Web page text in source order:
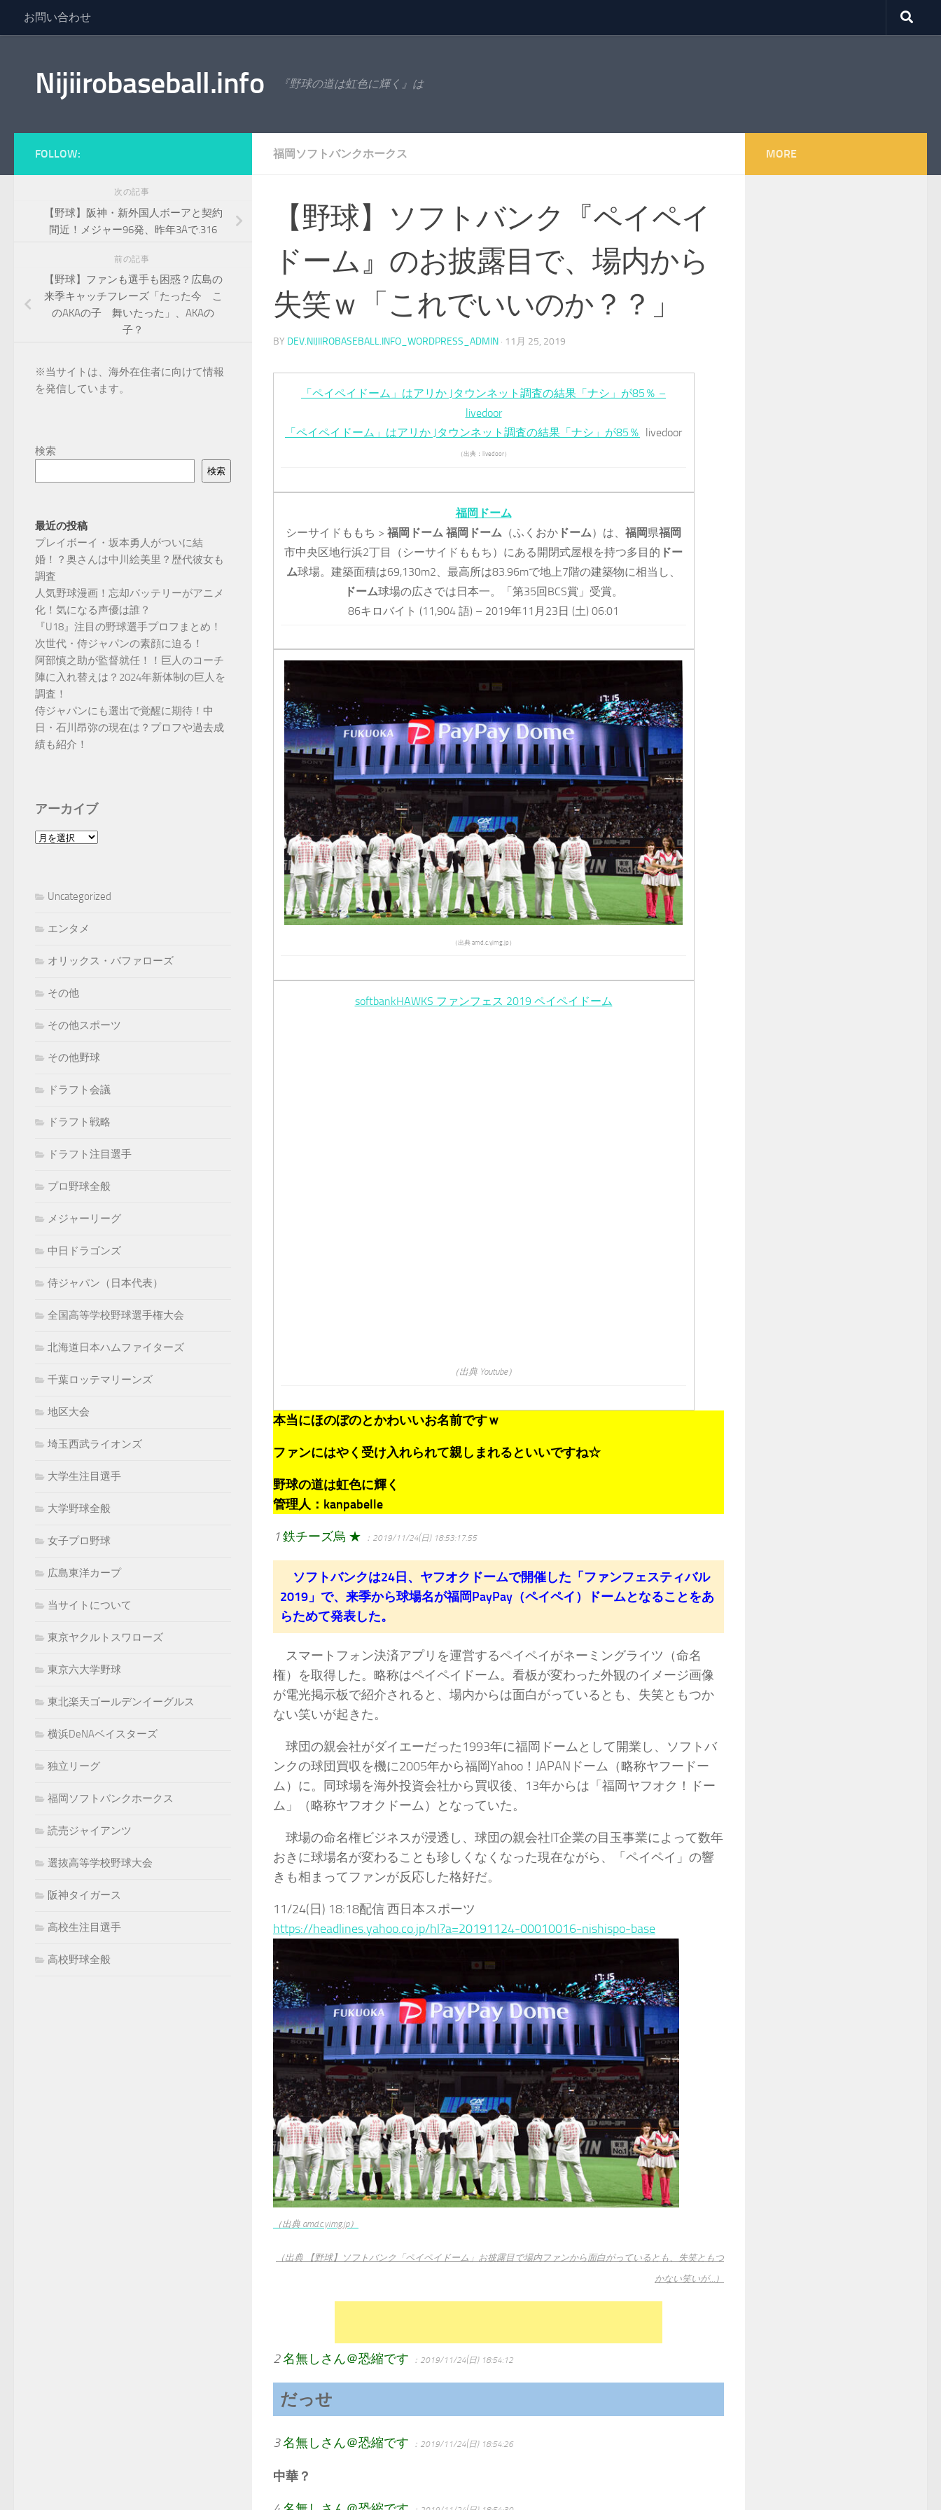
コンテンツへスキップ
お問い合わせ
Nijiirobaseball.info 『野球の道は虹色に輝く』は
福岡ソフトバンクホークス
【野球】ソフトバンク『ペイペイ
ドーム』のお披露目で、場内から
失笑ｗ「これでいいのか？？」
BY DEV.NIJIIROBASEBALL.INFO_WORDPRESS_ADMIN · 11月 25, 2019
「ペイペイドーム」はアリか Jタウンネット調査の結果「ナシ」が85％ –
livedoor
「ペイペイドーム」はアリか Jタウンネット調査の結果「ナシ」が85％ livedoor
（出典：livedoor）
福岡ドーム
シーサイドももち > 福岡ドーム 福岡ドーム （ふくおか ドーム）は、 福岡県福岡
市中央区地行浜2丁目（シーサイドももち）にある開閉式屋根を持つ多目的 ドー
ム球場。建築面積は69,130m2、最高所は83.96mで地上7階の建築物に相当し、
ドーム球場の広さでは日本一。「第35回BCS賞」受賞。
86キロバイト (11,904 語) – 2019年11月23日 (土) 06:01
（出典 amd.c.yimg.jp）
softbankHAWKS ファンフェス 2019 ペイペイドーム
（出典 Youtube）
本当にほのぼのとかわいいお名前ですｗ
ファンにはやく受け入れられて親しまれるといいですね☆
野球の道は虹色に輝く
管理人：kanpabelle
1鉄チーズ烏 ★ ：2019/11/24(日) 18:53:17.55
ソフトバンクは24日、ヤフオクドームで開催した「ファンフェスティバル
2019」で、来季から球場名が福岡PayPay（ペイペイ）ドームとなることをあ
らためて発表した。
スマートフォン決済アプリを運営するペイペイがネーミングライツ（命名
権）を取得した。略称はペイペイドーム。看板が変わった外観のイメージ画像
が電光掲示板で紹介されると、場内からは面白がっているとも、失笑ともつか
ない笑いが起きた。
球団の親会社がダイエーだった1993年に福岡ドームとして開業し、ソフトバ
ンクの球団買収を機に2005年から福岡Yahoo！JAPANドーム（略称ヤフードー
ム）に。同球場を海外投資会社から買収後、13年からは「福岡ヤフオク！ドー
ム」（略称ヤフオクドーム）となっていた。
球場の命名権ビジネスが浸透し、球団の親会社IT企業の目玉事業によって数年
おきに球場名が変わることも珍しくなくなった現在ながら、「ペイペイ」の響
きも相まってファンが反応した格好だ。
11/24(日) 18:18配信 西日本スポーツ
https://headlines.yahoo.co.jp/hl?a=20191124-00010016-nishispo-base
（出典 amd.c.yimg.jp）
（出典 【野球】ソフトバンク「ペイペイドーム」お披露目で場内ファンから面白がっているとも、失笑ともつ
かない笑いが…）
2名無しさん＠恐縮です ：2019/11/24(日) 18:54:12
だっせ
3名無しさん＠恐縮です ：2019/11/24(日) 18:54:26
中華？
FOLLOW:
次の記事
【野球】阪神・新外国人ボーアと契約
間近！メジャー96発、昨年3Aで.316
前の記事
【野球】ファンも選手も困惑？広島の
来季キャッチフレーズ「たった今 こ
のAKAの子 舞いたった」、AKAの
子？
※当サイトは、海外在住者に向けて情報
を発信しています。
検索
検索
最近の投稿
プレイボーイ・坂本勇人がついに結
婚！？奥さんは中川絵美里？歴代彼女も
調査
人気野球漫画！忘却バッテリーがアニメ
化！気になる声優は誰？
『U18』注目の野球選手プロフまとめ！
次世代・侍ジャパンの素顔に迫る！
阿部慎之助が監督就任！！巨人のコーチ
陣に入れ替えは？2024年新体制の巨人を
調査！
侍ジャパンにも選出で覚醒に期待！中
日・石川昂弥の現在は？プロフや過去成
績も紹介！
アーカイブ
ア
ブ
Uncategorized
エンタメ
オリックス・バファローズ
その他
その他スポーツ
その他野球
ドラフト会議
ドラフト戦略
ドラフト注目選手
プロ野球全般
メジャーリーグ
中日ドラゴンズ
侍ジャパン（日本代表）
全国高等学校野球選手権大会
北海道日本ハムファイターズ
千葉ロッテマリーンズ
地区大会
埼玉西武ライオンズ
大学生注目選手
大学野球全般
女子プロ野球
広島東洋カープ
当サイトについて
東京ヤクルトスワローズ
東京六大学野球
東北楽天ゴールデンイーグルス
横浜DeNAベイスターズ
独立リーグ
福岡ソフトバンクホークス
読売ジャイアンツ
選抜高等学校野球大会
阪神タイガース
高校生注目選手
高校野球全般
MORE